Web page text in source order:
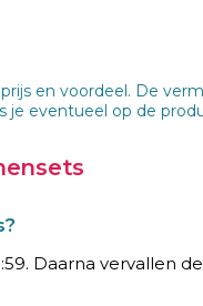
en voordeel. De
je eventueel op de
Daarna vervallen